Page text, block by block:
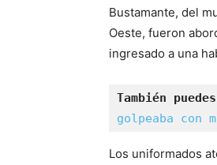
Bustamante, del
Oeste, fueron
ingresado a una
También
golpeaba con
Los uniformados